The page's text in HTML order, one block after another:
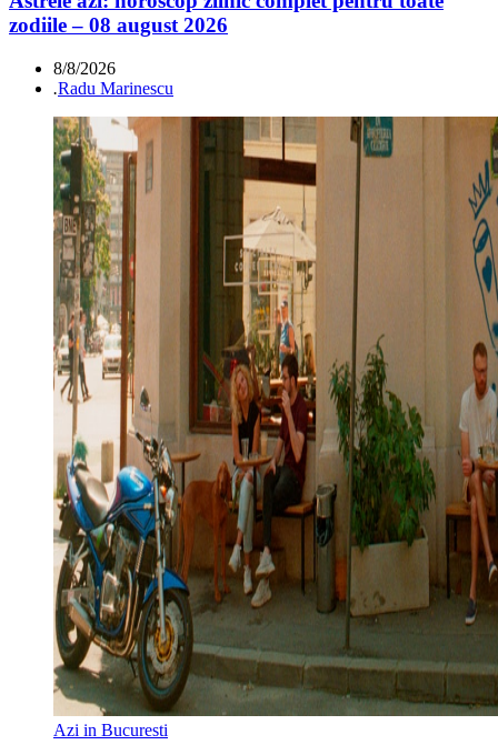
zodiile – 08 august 2026
8/8/2026
.Radu Marinescu
Azi in Bucuresti